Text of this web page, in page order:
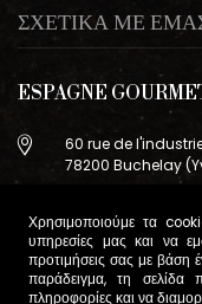
Χρησιμοποιούμε τα
υπηρεσίες μας και να
προτιμήσεις σας με βάση
παράδειγμα, τη σελίδα
πληροφορίες και να
ΣΧΕΤΙΚΑ ΜΕ
ESPAGNE
60 rue de
78200 Buchelay
info@espagne-
78200 Buchelay